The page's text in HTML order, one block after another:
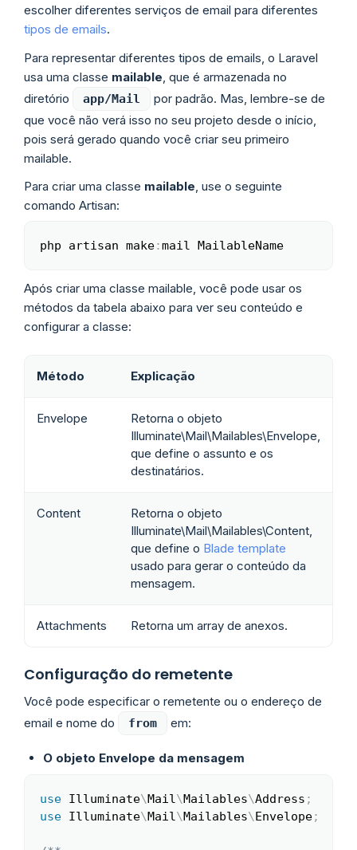
escolher diferentes serviços de email para diferentes
tipos de emails.
Para representar diferentes tipos de emails, o Laravel
usa uma classe mailable , que é armazenada no
diretório
app/Mail
por padrão. Mas, lembre-se de
que você não verá isso no seu projeto desde o início,
pois será gerado quando você criar seu primeiro
mailable.
Para criar uma classe mailable, use o seguinte
comando Artisan:
php artisan make:mail MailableNameCopy
Após criar uma classe mailable, você pode usar os
métodos da tabela abaixo para ver seu conteúdo e
configurar a classe:
Método Explicação
Envelope
Retorna o objeto
Illuminate\Mail\Mailables\Envelope,
que define o assunto e os
destinatários.
Content
Retorna o objeto
Illuminate\Mail\Mailables\Content,
que define o Blade template
usado para gerar o conteúdo da
mensagem.
Attachments Retorna um array de anexos.
Configuração do remetente
Você pode especificar o remetente ou o endereço de
email e nome do
from em:
O objeto Envelope da mensagem
use Illuminate\Mail \Mailables\Address ;
use Illuminate\Mail \Mailables\Envelope;
Copy